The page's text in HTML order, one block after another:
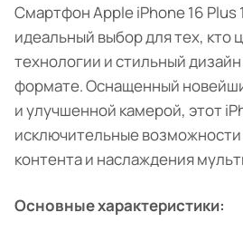
Смартфон Apple iPhone 16 Plus
идеальный выбор для тех, кто
технологии и стильный
формате. Оснащенный
и улучшенной камерой, этот
исключительные возможности
контента и наслаждения
Основные характеристики: